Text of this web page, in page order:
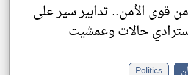
قوى الأمن.. تدابير سير على
حالات وعمشيت
Politics